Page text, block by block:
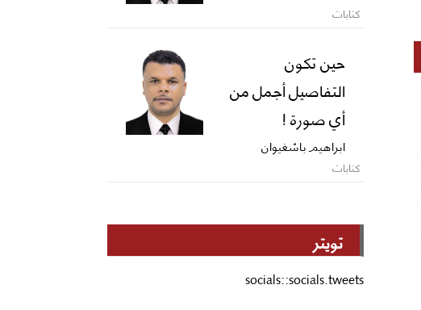
كتابات
حين تكون
التفاصيل أجمل من
أي صورة !
ابراهيم باشغيوان
كتابات
تويتر
socials::socials.tweets